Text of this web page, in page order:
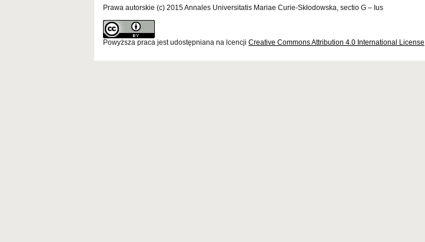
Prawa autorskie (c) 2015 Annales Universitatis Mariae Curie-Skłodowska, sectio G – Ius
Powyższa praca jest udostępniana na lcencji Creative Commons Attribution 4.0 International License